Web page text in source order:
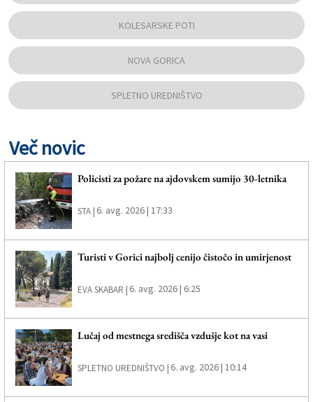
KOLESARSKE POTI
NOVA GORICA
SPLETNO UREDNIŠTVO
Več novic
Policisti za požare na ajdovskem sumijo 30-letnika
STA | 6. avg. 2026 | 17:33
Turisti v Gorici najbolj cenijo čistočo in umirjenost
EVA SKABAR | 6. avg. 2026 | 6:25
Lučaj od mestnega središča vzdušje kot na vasi
SPLETNO UREDNIŠTVO | 6. avg. 2026 | 10:14